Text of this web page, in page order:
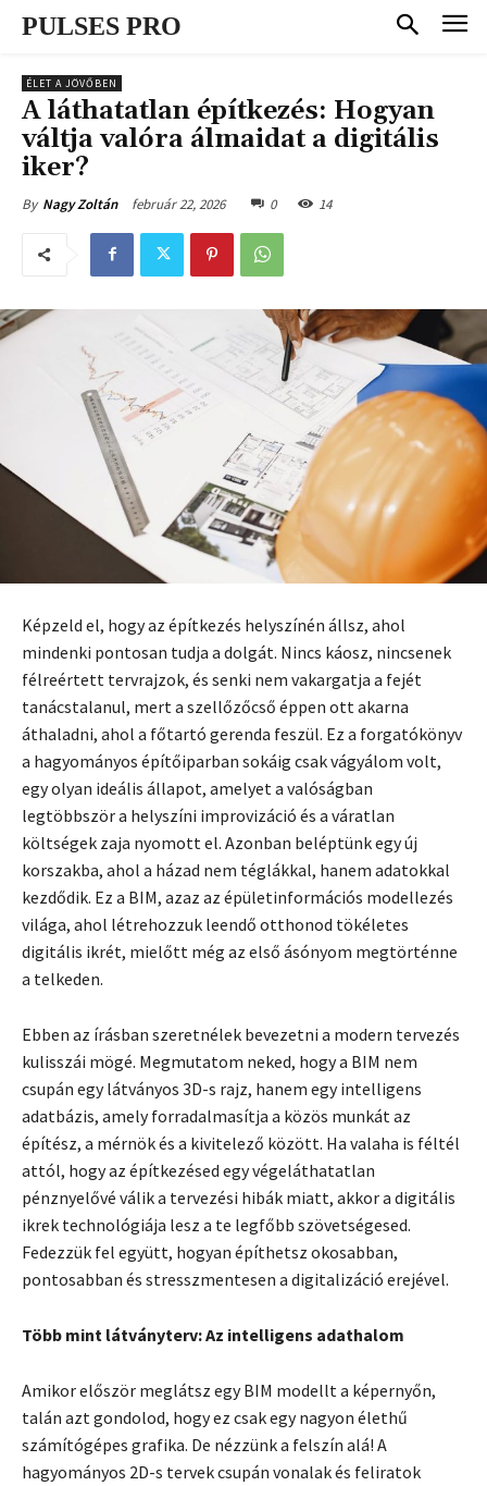
PULSES PRO
ÉLET A JÖVŐBEN
A láthatatlan építkezés: Hogyan
váltja valóra álmaidat a digitális
iker?
By Nagy Zoltán február 22, 2026 0 14
Képzeld el, hogy az építkezés helyszínén állsz, ahol
mindenki pontosan tudja a dolgát. Nincs káosz, nincsenek
félreértett tervrajzok, és senki nem vakargatja a fejét
tanácstalanul, mert a szellőzőcső éppen ott akarna
áthaladni, ahol a főtartó gerenda feszül. Ez a forgatókönyv
a hagyományos építőiparban sokáig csak vágyálom volt,
egy olyan ideális állapot, amelyet a valóságban
legtöbbször a helyszíni improvizáció és a váratlan
költségek zaja nyomott el. Azonban beléptünk egy új
korszakba, ahol a házad nem téglákkal, hanem adatokkal
kezdődik. Ez a BIM, azaz az épületinformációs modellezés
világa, ahol létrehozzuk leendő otthonod tökéletes
digitális ikrét, mielőtt még az első ásónyom megtörténne
a telkeden.
Ebben az írásban szeretnélek bevezetni a modern tervezés
kulisszái mögé. Megmutatom neked, hogy a BIM nem
csupán egy látványos 3D-s rajz, hanem egy intelligens
adatbázis, amely forradalmasítja a közös munkát az
építész, a mérnök és a kivitelező között. Ha valaha is féltél
attól, hogy az építkezésed egy végeláthatatlan
pénznyelővé válik a tervezési hibák miatt, akkor a digitális
ikrek technológiája lesz a te legfőbb szövetségesed.
Fedezzük fel együtt, hogyan építhetsz okosabban,
pontosabban és stresszmentesen a digitalizáció erejével.
Több mint látványterv: Az intelligens adathalom
Amikor először meglátsz egy BIM modellt a képernyőn,
talán azt gondolod, hogy ez csak egy nagyon élethű
számítógépes grafika. De nézzünk a felszín alá! A
hagyományos 2D-s tervek csupán vonalak és feliratok